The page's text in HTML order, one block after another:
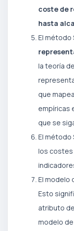
coste de
hasta
El método
la teoría
que
empíricas
que se
El método
los costes
El modelo
Esto
atributo
modelo